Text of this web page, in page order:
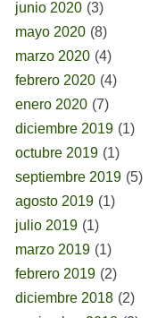
junio 2020 (3)
mayo 2020 (8)
marzo 2020 (4)
febrero 2020 (4)
enero 2020 (7)
diciembre 2019 (1)
octubre 2019 (1)
septiembre 2019 (5)
agosto 2019 (1)
julio 2019 (1)
marzo 2019 (1)
febrero 2019 (2)
diciembre 2018 (2)